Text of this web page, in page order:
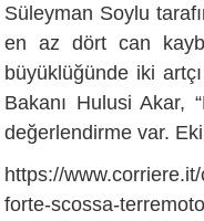
Süleyman Soylu
en az dört can
büyüklüğünde iki
Bakanı Hulusi Akar,
değerlendirme var.
https://
forte-scossa-